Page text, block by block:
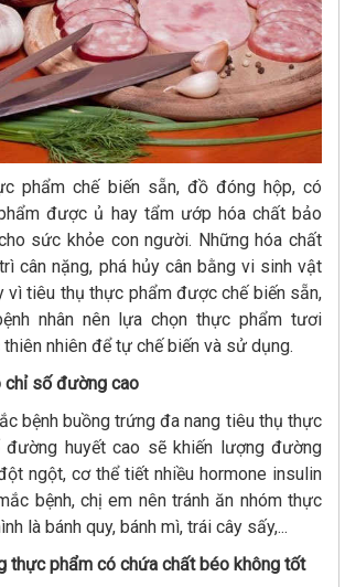
phẩm chế biến sẵn, đồ đóng hộp, có
được ủ hay tẩm ướp hóa chất bảo
sức khỏe con người. Những hóa chất
cân nặng, phá hủy cân bằng vi sinh vật
vì tiêu thụ thực phẩm được chế biến sẵn,
nhân nên lựa chọn thực phẩm tươi
nhiên để tự chế biến và sử dụng.
chỉ số đường cao
bệnh buồng trứng đa nang tiêu thụ thực
huyết cao sẽ khiến lượng đường
ngột, cơ thể tiết nhiều hormone insulin
bệnh, chị em nên tránh ăn nhóm thực
là bánh quy, bánh mì, trái cây sấy,...
thực phẩm có chứa chất béo không tốt